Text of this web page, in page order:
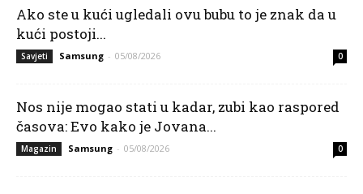
Ako ste u kući ugledali ovu bubu to je znak da u
kući postoji...
Savjeti Samsung - 05/08/2026 0
Nos nije mogao stati u kadar, zubi kao raspored
časova: Evo kako je Jovana...
Magazin Samsung - 05/08/2026 0